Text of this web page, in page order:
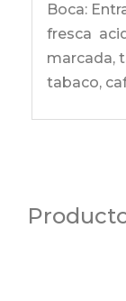
Boca:
fresca
marcada,
tabaco,